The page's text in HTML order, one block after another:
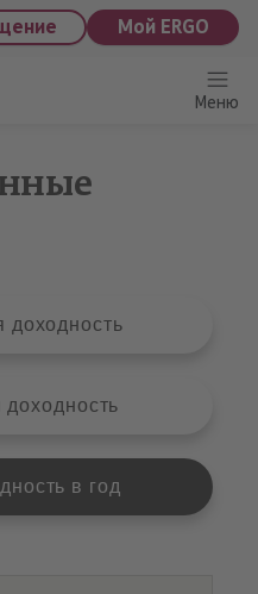
Мой ERGO
Меню
доходность
доходность
в год